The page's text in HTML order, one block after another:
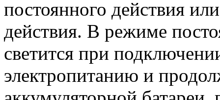
постоянного действия
действия. В режиме
светится при
электропитанию и